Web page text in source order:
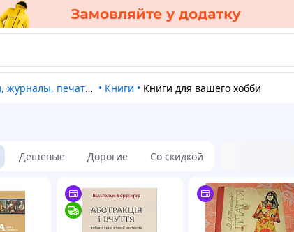
печатная продукция • Книги • Книги для вашего хобби
Дешевые Дорогие Со скидкой